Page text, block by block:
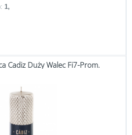
1,
Cadiz Duży Walec Fi7-Prom.